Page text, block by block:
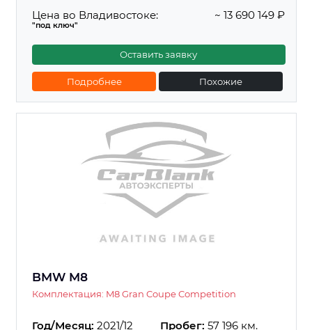
Цена во Владивостоке:
"под ключ"
~ 13 690 149 ₽
Оставить заявку
Подробнее Похожие
BMW M8
Комплектация: M8 Gran Coupe Competition
Год/Месяц: 2021/12 Пробег: 57 196 км.